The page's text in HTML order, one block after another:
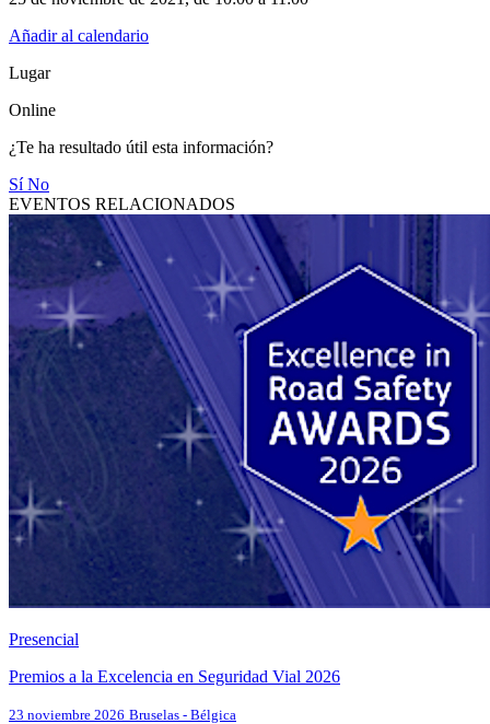
Añadir al calendario
Lugar
Online
¿Te ha resultado útil esta información?
SíNo
EVENTOS RELACIONADOS
Presencial
Premios a la Excelencia en Seguridad Vial 2026
23 noviembre 2026 Bruselas - Bélgica